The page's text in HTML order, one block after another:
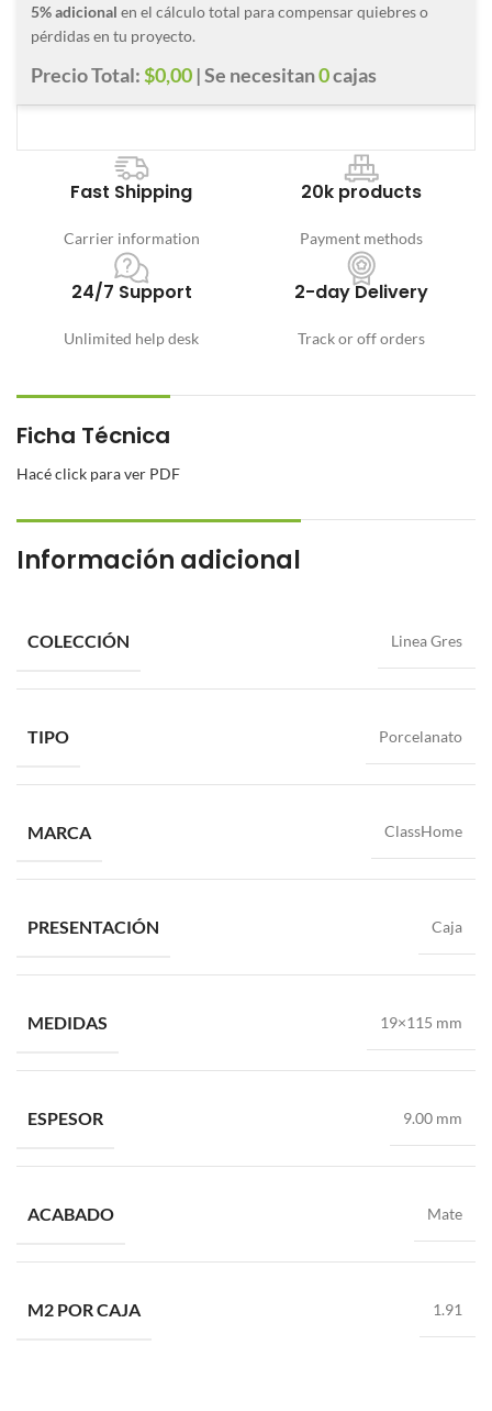
5% adicional en el cálculo total para compensar quiebres o
pérdidas en tu proyecto.
Precio Total:$0,00| Se necesitan0cajas
Fast Shipping
Carrier information
20k products
Payment methods
24/7 Support
Unlimited help desk
2-day Delivery
Track or off orders
Ficha Técnica
Hacé click para ver PDF
Información adicional
COLECCIÓN Linea Gres
TIPO Porcelanato
MARCA ClassHome
PRESENTACIÓN Caja
MEDIDAS 19×115 mm
ESPESOR 9.00 mm
ACABADO Mate
M2 POR CAJA 1.91